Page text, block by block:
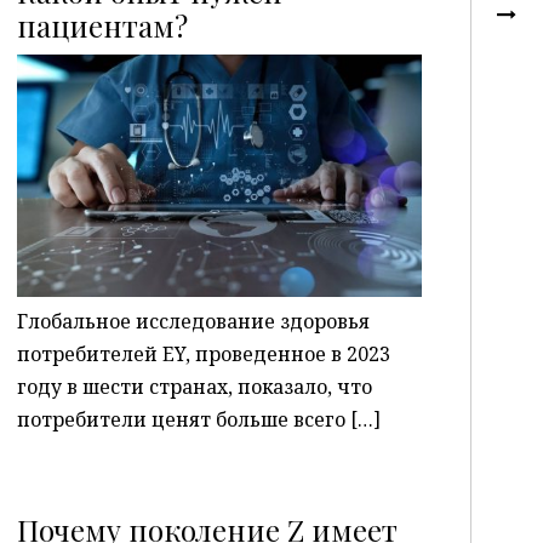
пациентам?P
Глобальное исследование здоровья
потребителей EY, проведенное в 2023
году в шести странах, показало, что
потребители ценят больше всего […]
Почему поколение Z имеет